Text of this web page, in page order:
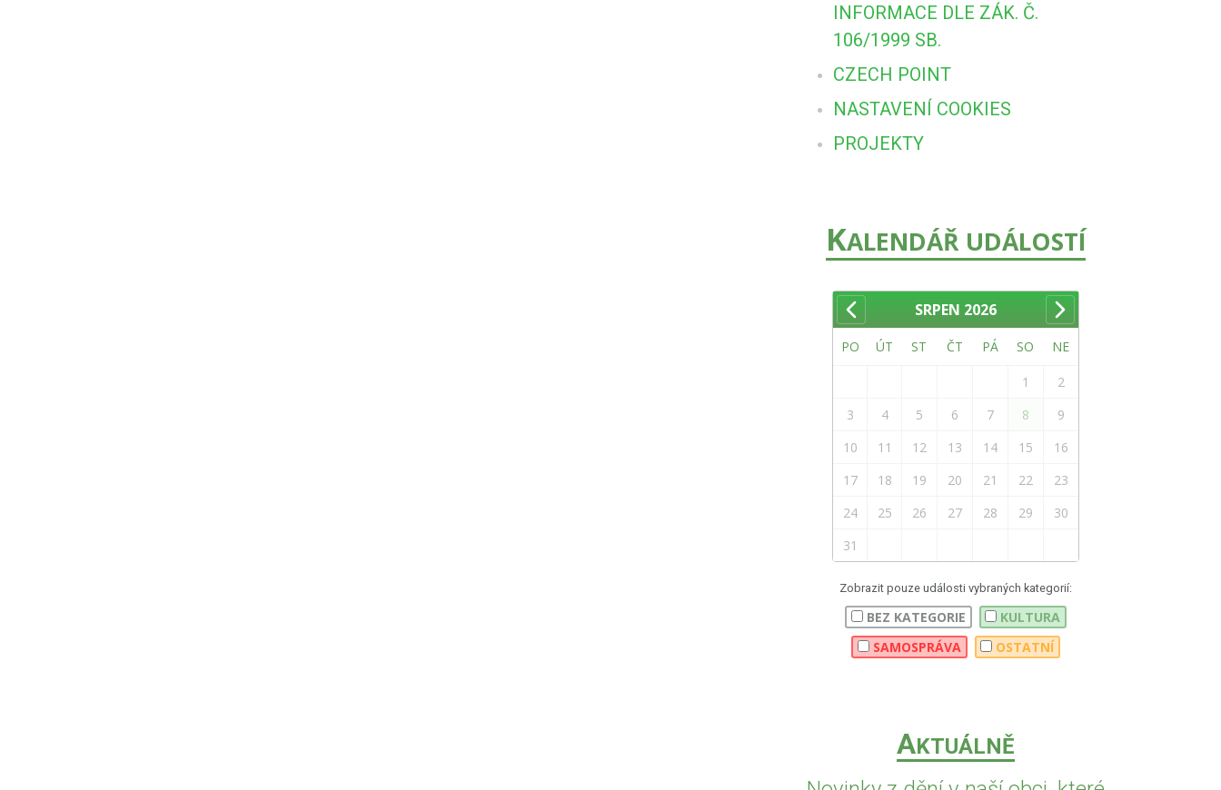
INFORMACE DLE ZÁK. Č.
106/1999 SB.
CZECH POINT
NASTAVENÍ COOKIES
PROJEKTY
KALENDÁŘ UDÁLOSTÍ
SRPEN 2026
PO ÚT ST ČT PÁ SO NE
1
2
3
4 5 6 7 8
9
10
11 12 13 14 15
16
17
18 19 20 21 22
23
24
25 26 27 28 29
30
31
Zobrazit pouze události vybraných kategorií:
BEZ KATEGORIE
KULTURA
SAMOSPRÁVA
OSTATNÍ
AKTUÁLNĚ